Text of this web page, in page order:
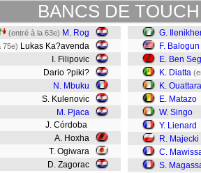
BANCS DE
(entré à la 63e) M. Rog
75e) Lukas Ka?avenda
I. Filipovic
Dario ?piki?
N. Mbuku
S. Kulenovic
M. Pjaca
J. Córdoba
A. Hoxha
T. Ogiwara
D. Zagorac
G.
F. Balogun
E. Ben
K. Diatta
K. Ouattara
E. Matazo
W. Singo
Y. Lienard
R. Majecki
C.
S.